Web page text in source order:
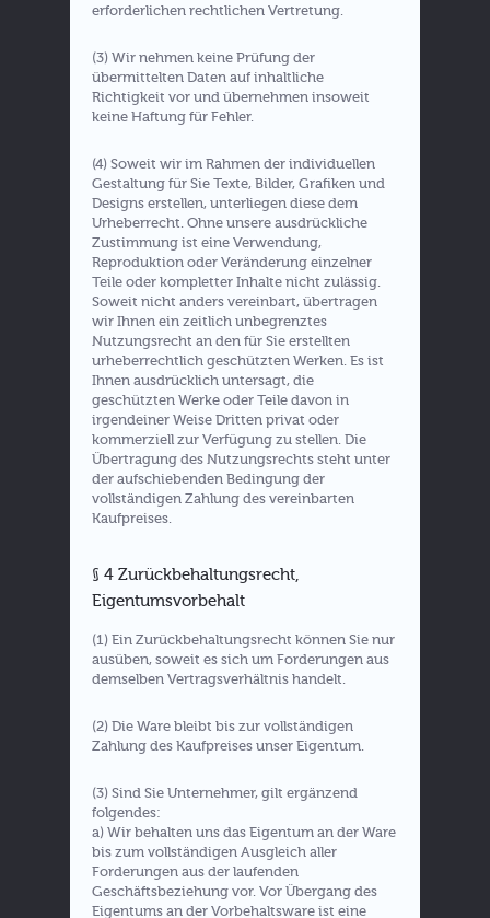
erforderlichen rechtlichen Vertretung.
(3) Wir nehmen keine Prüfung der
übermittelten Daten auf inhaltliche
Richtigkeit vor und übernehmen insoweit
keine Haftung für Fehler.
(4) Soweit wir im Rahmen der individuellen
Gestaltung für Sie Texte, Bilder, Grafiken und
Designs erstellen, unterliegen diese dem
Urheberrecht. Ohne unsere ausdrückliche
Zustimmung ist eine Verwendung,
Reproduktion oder Veränderung einzelner
Teile oder kompletter Inhalte nicht zulässig.
Soweit nicht anders vereinbart, übertragen
wir Ihnen ein zeitlich unbegrenztes
Nutzungsrecht an den für Sie erstellten
urheberrechtlich geschützten Werken. Es ist
Ihnen ausdrücklich untersagt, die
geschützten Werke oder Teile davon in
irgendeiner Weise Dritten privat oder
kommerziell zur Verfügung zu stellen. Die
Übertragung des Nutzungsrechts steht unter
der aufschiebenden Bedingung der
vollständigen Zahlung des vereinbarten
Kaufpreises.
§ 4 Zurückbehaltungsrecht,
Eigentumsvorbehalt
(1) Ein Zurückbehaltungsrecht können Sie nur
ausüben, soweit es sich um Forderungen aus
demselben Vertragsverhältnis handelt.
(2) Die Ware bleibt bis zur vollständigen
Zahlung des Kaufpreises unser Eigentum.
(3) Sind Sie Unternehmer, gilt ergänzend
folgendes:
a) Wir behalten uns das Eigentum an der Ware
bis zum vollständigen Ausgleich aller
Forderungen aus der laufenden
Geschäftsbeziehung vor. Vor Übergang des
Eigentums an der Vorbehaltsware ist eine